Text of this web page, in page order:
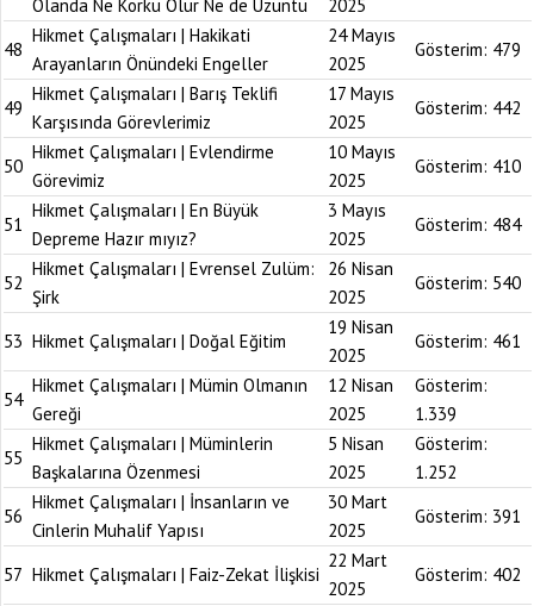
Olanda Ne Korku Olur Ne de Üzüntü 2025
48
Hikmet Çalışmaları | Hakikati
Arayanların Önündeki Engeller
24 Mayıs
2025
Gösterim: 479
49
Hikmet Çalışmaları | Barış Teklifi
Karşısında Görevlerimiz
17 Mayıs
2025
Gösterim: 442
50
Hikmet Çalışmaları | Evlendirme
Görevimiz
10 Mayıs
2025
Gösterim: 410
51
Hikmet Çalışmaları | En Büyük
Depreme Hazır mıyız?
3 Mayıs
2025
Gösterim: 484
52
Hikmet Çalışmaları | Evrensel Zulüm:
Şirk
26 Nisan
2025
Gösterim: 540
53 Hikmet Çalışmaları | Doğal Eğitim
19 Nisan
2025
Gösterim: 461
54
Hikmet Çalışmaları | Mümin Olmanın
Gereği
12 Nisan
2025
Gösterim:
1.339
55
Hikmet Çalışmaları | Müminlerin
Başkalarına Özenmesi
5 Nisan
2025
Gösterim:
1.252
56
Hikmet Çalışmaları | İnsanların ve
Cinlerin Muhalif Yapısı
30 Mart
2025
Gösterim: 391
57 Hikmet Çalışmaları | Faiz-Zekat İlişkisi
22 Mart
2025
Gösterim: 402